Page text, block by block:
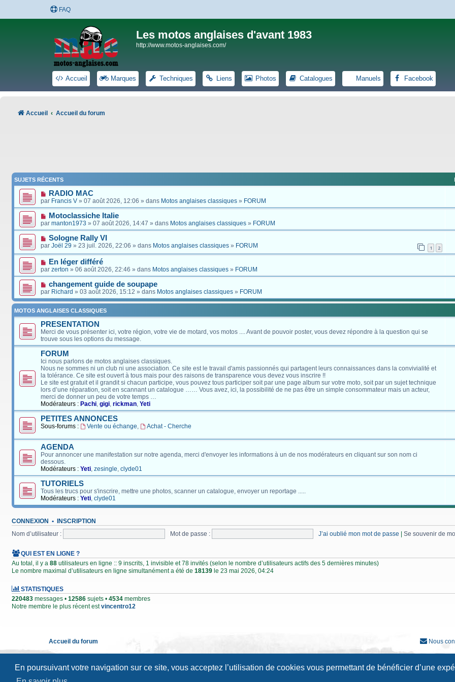
En poursuivant votre navigation sur ce site, vous acceptez l’utilisation de cookies vous permettant de bénéficier d’une
FAQ
Les motos anglaises d'avant 1983
http://www.motos-anglaises.com/
Accueil Marques Techniques Liens Photos Catalogues Manuels Facebook
Accueil Accueil du forum
SUJETS RÉCENTS
RADIO MAC
par Francis V » 07 août 2026, 12:06 » dans Motos anglaises classiques » FORUM
Motoclassiche Italie
par manton1973 » 07 août 2026, 14:47 » dans Motos anglaises classiques » FORUM
Sologne Rally VI
1 2
par Joël 29 » 23 juil. 2026, 22:06 » dans Motos anglaises classiques » FORUM
En léger différé
par zerton » 06 août 2026, 22:46 » dans Motos anglaises classiques » FORUM
changement guide de soupape
par Richard » 03 août 2026, 15:12 » dans Motos anglaises classiques » FORUM
MOTOS ANGLAISES CLASSIQUES
PRESENTATION
Merci de vous présenter ici, votre région, votre vie de motard, vos motos .... Avant de pouvoir poster, vous devez répondre à la question qui se
trouve sous les options du message.
FORUM
Ici nous parlons de motos anglaises classiques.
Nous ne sommes ni un club ni une association. Ce site est le travail d'amis passionnés qui partagent leurs connaissances dans la convivialité et
la tolérance. Ce site est ouvert à tous mais pour des raisons de transparence vous devez vous inscrire !!
Le site est gratuit et il grandit si chacun participe, vous pouvez tous participer soit par une page album sur votre moto, soit par un sujet technique
lors d’une réparation, soit en scannant un catalogue …… Vous avez, ici, la possibilité de ne pas être un simple consommateur mais un acteur,
merci de donner un peu de votre temps …
Modérateurs : Pachi, gigi, rickman, Yeti
PETITES ANNONCES
Sous-forums : Vente ou échange, Achat - Cherche
AGENDA
Pour annoncer une manifestation sur notre agenda, merci d'envoyer les informations à un de nos modérateurs en cliquant sur son nom ci
dessous.
Modérateurs : Yeti, zesingle, clyde01
TUTORIELS
Tous les trucs pour s'inscrire, mettre une photos, scanner un catalogue, envoyer un reportage .....
Modérateurs : Yeti, clyde01
CONNEXION • INSCRIPTION
Nom d’utilisateur : Mot de passe : J’ai oublié mon mot de passe | Se souvenir de
QUI EST EN LIGNE ?
Au total, il y a 88 utilisateurs en ligne :: 9 inscrits, 1 invisible et 78 invités (selon le nombre d’utilisateurs actifs des 5 dernières minutes)
Le nombre maximal d’utilisateurs en ligne simultanément a été de 18139 le 23 mai 2026, 04:24
STATISTIQUES
220483 messages • 12586 sujets • 4534 membres
Notre membre le plus récent estvincentro12
Accueil du forum Nous
Traduction française officielle©Qiaeru